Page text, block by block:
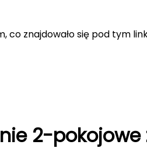
znajdowało się pod tym
2-